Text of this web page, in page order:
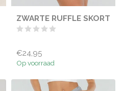
ZWARTE RUFFLE SKORT
€24,95
Op voorraad